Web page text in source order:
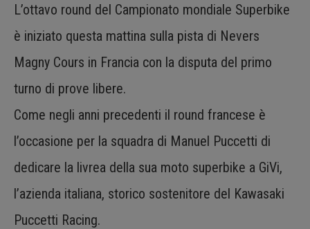
L’ottavo round del Campionato mondiale Superbike
è iniziato questa mattina sulla pista di Nevers
Magny Cours in Francia con la disputa del primo
turno di prove libere.
Come negli anni precedenti il round francese è
l’occasione per la squadra di Manuel Puccetti di
dedicare la livrea della sua moto superbike a GiVi,
l’azienda italiana, storico sostenitore del Kawasaki
Puccetti Racing.